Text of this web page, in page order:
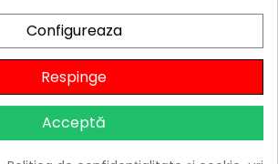
Stoc furnizor
Adaugă în Coș
Configureaza
Respinge
Acceptă